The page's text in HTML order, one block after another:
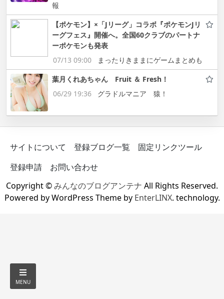
報
【ポケモン】×「Jリーグ」コラボ『ポケモンJリ
ーグフェス』開催へ。全国60クラブのパートナ
ーポケモンも発表
07/13 09:00
まったりきままにゲームまとめも
葉月くれあちゃん Fruit ＆ Fresh！
06/29 19:36
グラドルマニア 猿！
サイトについて 登録ブログ一覧
固定リンクツール
登録申請
お問い合わせ
Copyright ©みんなのブログアンテナ All Rights Reserved.
Powered by WordPress Theme by EnterLINX. technology.
MENU